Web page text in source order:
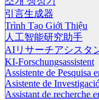
引言生成器
Trình Tạo Giới Thiệu
人工智能研究助手
AIリサーチアシスタ
KI-Forschungsassistent
Assistente de Pesquisa
Asistente de
Assistant de recherche